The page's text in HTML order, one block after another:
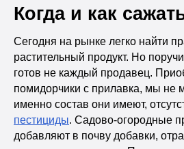
Когда и как
Сегодня на рынке легко найти
растительный продукт. Но
готов не каждый продавец.
помидорчики с прилавка, мы не
именно состав они имеют,
пестициды. Садово-огородные
добавляют в почву добавки,